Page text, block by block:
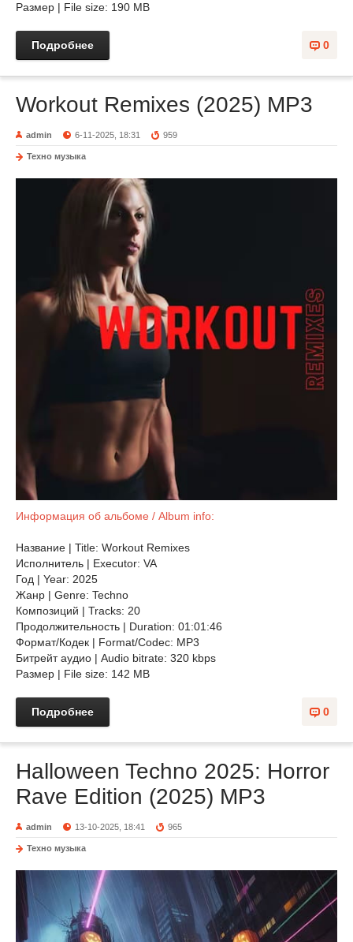
Размер | File size: 190 MB
0
Подробнее
Workout Remixes (2025) MP3
admin 6-11-2025, 18:31 959
Техно музыка
Информация об альбоме / Album info:
Название | Title: Workout Remixes
Исполнитель | Executor: VA
Год | Year: 2025
Жанр | Genre: Techno
Композиций | Tracks: 20
Продолжительность | Duration: 01:01:46
Формат/Кодек | Format/Codec: MP3
Битрейт аудио | Audio bitrate: 320 kbps
Размер | File size: 142 MB
0
Подробнее
Halloween Techno 2025: Horror
Rave Edition (2025) MP3
admin 13-10-2025, 18:41 965
Техно музыка